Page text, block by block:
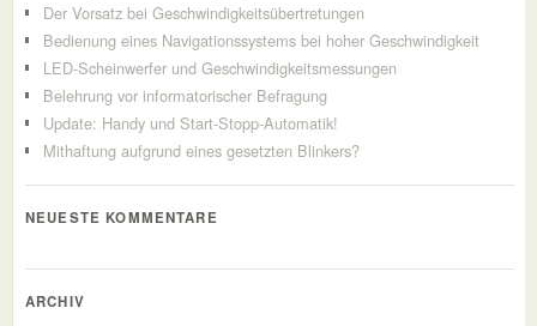
Der Vorsatz bei Geschwindigkeitsübertretungen
Bedienung eines Navigationssystems bei hoher Geschwindigkeit
LED-Scheinwerfer und Geschwindigkeitsmessungen
Belehrung vor informatorischer Befragung
Update: Handy und Start-Stopp-Automatik!
Mithaftung aufgrund eines gesetzten Blinkers?
NEUESTE KOMMENTARE
ARCHIV